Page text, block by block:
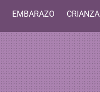
EMBARAZO CRIANZA